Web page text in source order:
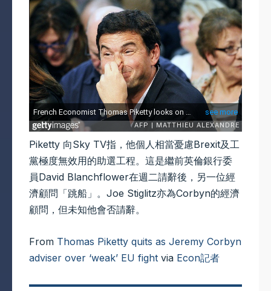
Piketty 向Sky TV指，他個人相當憂慮Brexit及工
黨極度無效用的助選工程。這是繼前英倫銀行委
員David Blanchflower在週二請辭後，另一位經
濟顧問「跳船」。Joe Stiglitz亦為Corbyn的經濟
顧問，但未知他會否請辭。
From Thomas Piketty quits as Jeremy Corbyn
adviser over ‘weak’ EU fight via Econ記者